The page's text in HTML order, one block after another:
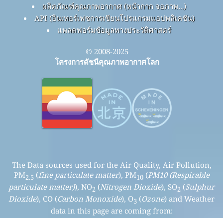
ผลิตภัณฑ์คุณภาพอากาศ (หน้ากาก จอภาพ…)
API (อินเทอร์เฟซการเขียนโปรแกรมแอปพลิเคชัน)
แพลตฟอร์มข้อมูลทางประวัติศาสตร์
© 2008-2025
โครงการดัชนีคุณภาพอากาศโลก
The Data sources used for the Air Quality, Air Pollution,
PM2.5 (fine particulate matter), PM10(PM10 (Respirable
particulate matter)), NO2 (Nitrogen Dioxide), SO2 (Sulphur
Dioxide), CO (Carbon Monoxide), O3 (Ozone) and Weather
data in this page are coming from: